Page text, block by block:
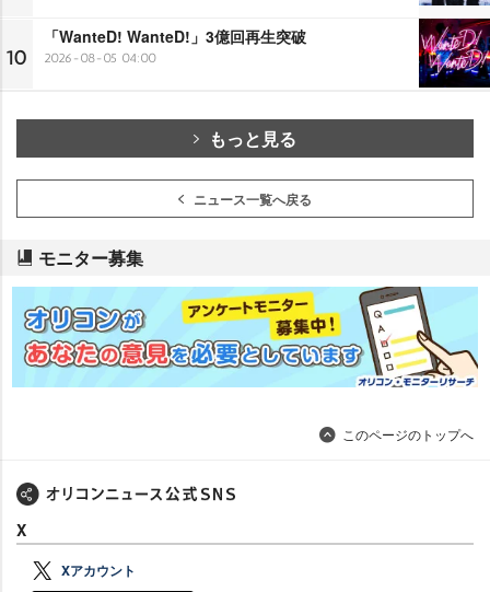
10
「WanteD! WanteD!」3億回再生突破
2026-08-05 04:00
もっと見る
ニュース一覧へ戻る
モニター募集
このページのトップへ
X
Xアカウント